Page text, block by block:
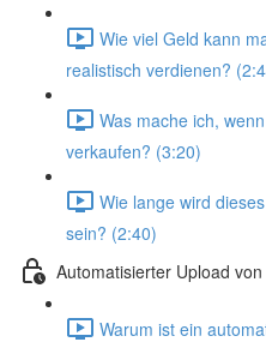
Wie viel Geld kann
realistisch verdienen?
Was mache ich,
verkaufen? (3:20)
Wie lange wird
sein? (2:40)
Automatisierter Upload
Warum ist ein